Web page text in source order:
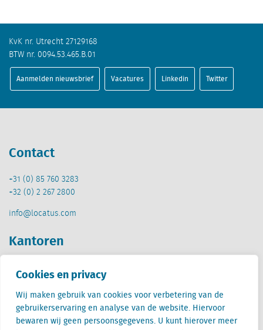
Cookies en privacy
Wij maken gebruik van cookies voor verbetering van de
gebruikerservaring en analyse van de website. Hiervoor
bewaren wij geen persoonsgegevens. U kunt hierover meer
KvK nr. Utrecht 27129168
BTW nr. 0094.53.465.B.01
Aanmelden nieuwsbrief Vacatures Linkedin Twitter
Contact
+31 (0) 85 760 3283
+32 (0) 2 267 2800
info@locatus.com
Kantoren
Nederland (hoofdkantoor)
Creative Valley
Stationsplein 32
3511 ED Utrecht